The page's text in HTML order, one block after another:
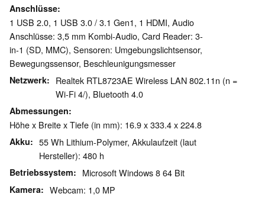
Anschlüsse
1 USB 2.0, 1 USB 3.0 / 3.1 Gen1, 1 HDMI, Audio
Anschlüsse: 3,5 mm Kombi-Audio, Card Reader: 3-
in-1 (SD, MMC), Sensoren: Umgebungslichtsensor,
Bewegungssensor, Beschleunigungsmesser
Netzwerk
Realtek RTL8723AE Wireless LAN 802.11n (n =
Wi-Fi 4/), Bluetooth 4.0
Abmessungen
Höhe x Breite x Tiefe (in mm): 16.9 x 333.4 x 224.8
Akku
55 Wh Lithium-Polymer, Akkulaufzeit (laut
Hersteller): 480 h
Betriebssystem Microsoft Windows 8 64 Bit
Kamera Webcam: 1,0 MP